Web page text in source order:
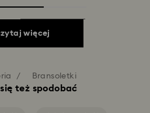
więcej
Bransoletki
też spodobać